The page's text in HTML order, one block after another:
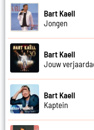
Bart Kaell
Jongen
Bart Kaell
Jouw
Bart Kaell
Kaptein